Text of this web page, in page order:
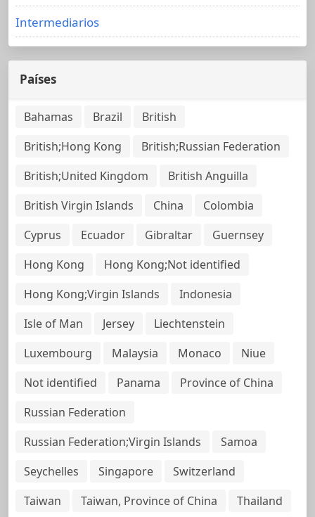
Intermediarios
Países
Bahamas Brazil
British
British;Hong Kong
British;Russian Federation
British;United Kingdom
British Anguilla
British Virgin Islands
China
Colombia
Cyprus
Ecuador Gibraltar
Guernsey
Hong Kong
Hong Kong;Not identified
Hong Kong;Virgin Islands
Indonesia
Isle of Man
Jersey
Liechtenstein
Luxembourg
Malaysia Monaco
Niue
Not identified
Panama
Province of China
Russian Federation
Russian Federation;Virgin Islands
Samoa
Seychelles
Singapore
Switzerland
Taiwan
Taiwan, Province of China Thailand